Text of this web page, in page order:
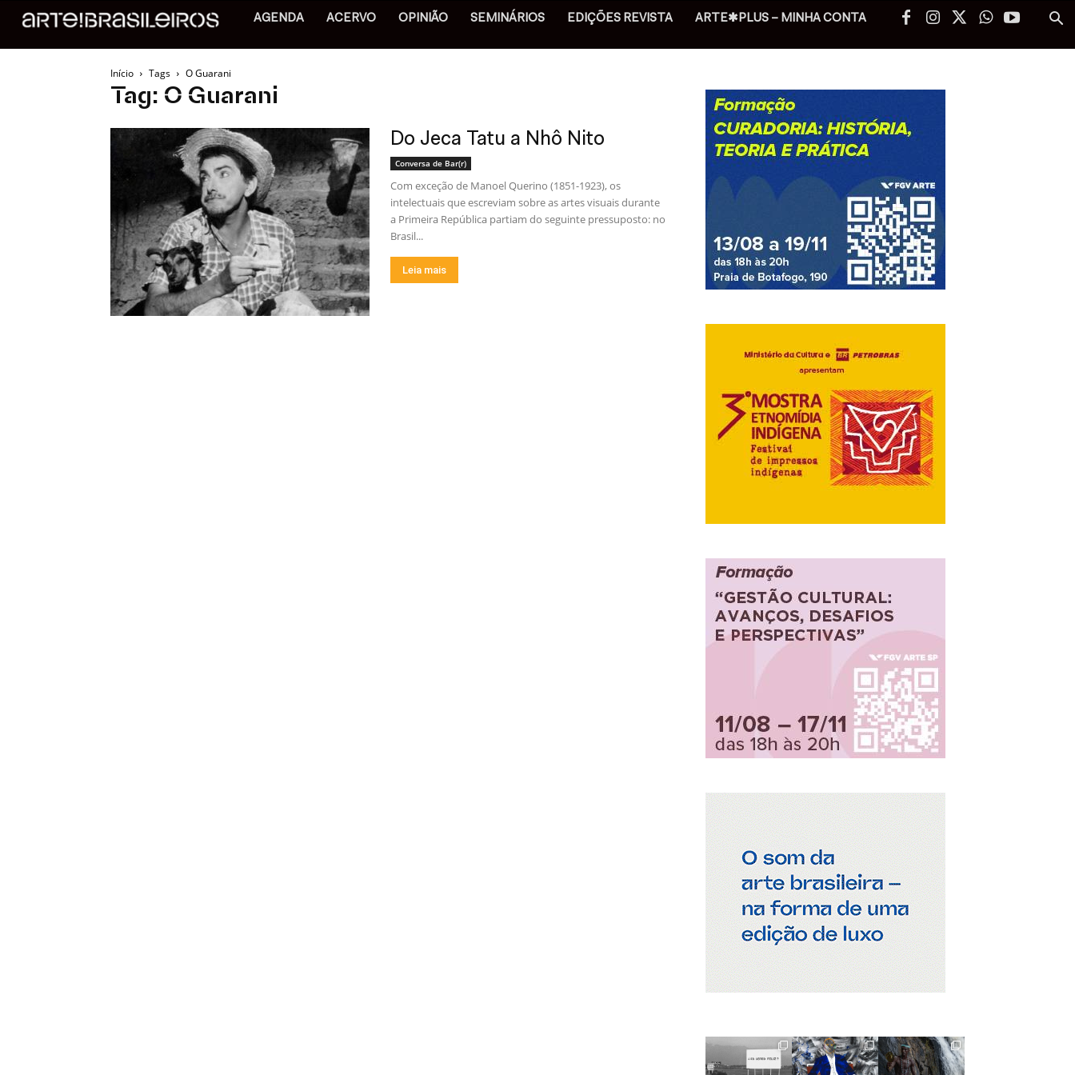
AGENDA ACERVO OPINIÃO SEMINÁRIOS EDIÇÕES REVISTA ARTE✱PLUS – MINHA CONTA
Início Tags O Guarani
Tag: O Guarani
Do Jeca Tatu a Nhô Nito
Conversa de Bar(r)
Com exceção de Manoel Querino (1851-1923), os
intelectuais que escreviam sobre as artes visuais durante
a Primeira República partiam do seguinte pressuposto: no
Brasil...
Leia mais